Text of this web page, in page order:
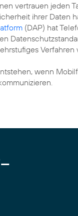
vertrauen jeden
ihrer Daten
(DAP) hat
wenn